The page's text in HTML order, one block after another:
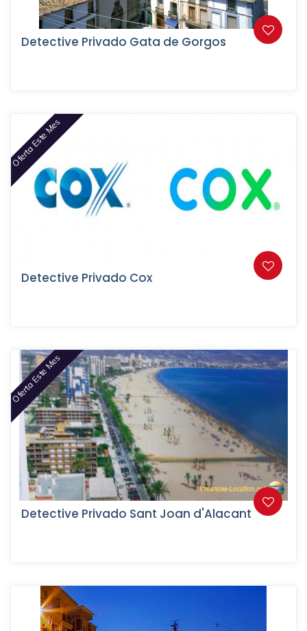
Detective Privado Gata de Gorgos
Oferta Este Mes
Detective Privado Cox
Oferta Este Mes
Detective Privado Sant Joan d'Alacant